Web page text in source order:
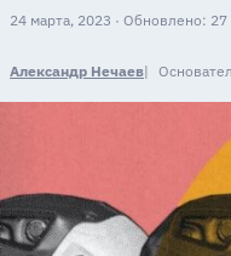
24 марта, 2023 · Обновлено:
Александр Нечаев